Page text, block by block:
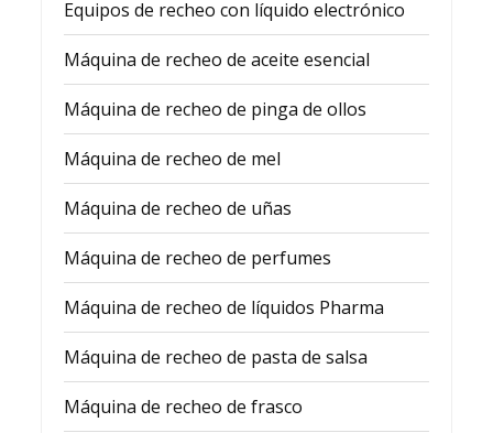
Equipos de recheo con líquido electrónico
Máquina de recheo de aceite esencial
Máquina de recheo de pinga de ollos
Máquina de recheo de mel
Máquina de recheo de uñas
Máquina de recheo de perfumes
Máquina de recheo de líquidos Pharma
Máquina de recheo de pasta de salsa
Máquina de recheo de frasco